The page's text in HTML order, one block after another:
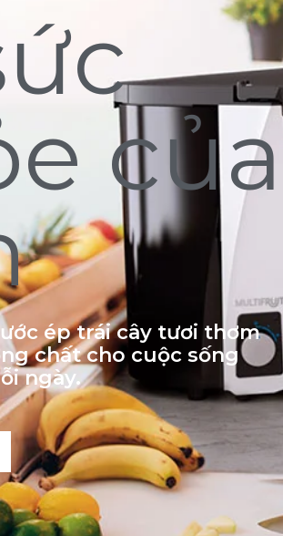
của
ép trái cây tươi thơm
chất cho cuộc sống
ngày.